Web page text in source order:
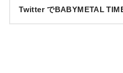
Twitter でBABYMETAL